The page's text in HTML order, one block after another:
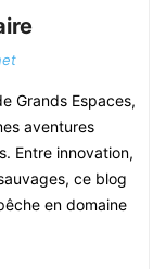
Grands Espaces,
aventures
Entre innovation,
ce blog
en domaine